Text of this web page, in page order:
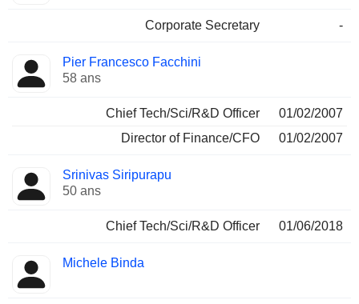
Corporate Secretary -
Pier Francesco Facchini
58 ans
Chief Tech/Sci/R&D Officer
01/02/2007
Director of Finance/CFO
01/02/2007
Srinivas Siripurapu
50 ans
Chief Tech/Sci/R&D Officer 01/06/2018
Michele Binda